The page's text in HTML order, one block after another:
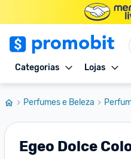
Categorias Lojas
Perfumes e Beleza
Egeo Dolce